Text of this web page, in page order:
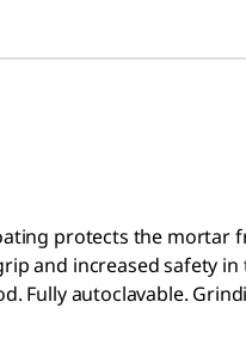
protects the mortar
and increased safety
Fully autoclavable.